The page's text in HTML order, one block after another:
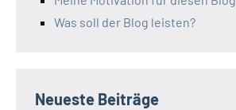
Was soll der Blog leisten?
Neueste Beiträge